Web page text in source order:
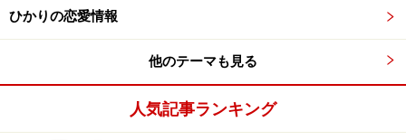
ひかりの恋愛情報
他のテーマも見る
人気記事ランキング